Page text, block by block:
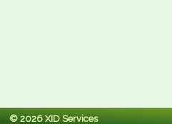
© 2026 XID Services